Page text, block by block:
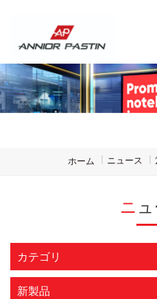
ホーム | ニュース |
ニ
カテゴリ
新製品